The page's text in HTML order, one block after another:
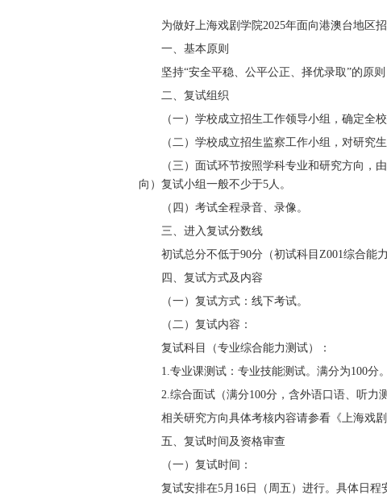
为做好上海戏剧学院2025年面向港澳台地区
一、基本原则
坚持“安全平稳、公平公正、择优录取”的原
二、复试组织
（一）学校成立招生工作领导小组，确定全
（二）学校成立招生监察工作小组，对研究
（三）面试环节按照学科专业和研究方向
向）复试小组一般不少于5人。
（四）考试全程录音、录像。
三、进入复试分数线
初试总分不低于90分（初试科目 Z001综合能
四、复试方式及内容
（一）复试方式：线下考试。
（二）复试内容：
复试科目（专业综合能力测试）：
1.专业课测试：专业技能测试。满分为100分。
2.综合面试（满分100分，含外语口语、听力
相关研究方向具体考核内容请参看《上海戏
五、复试时间及资格审查
（一）复试时间：
复试安排在5月 16 日（周五）进行。具体日程